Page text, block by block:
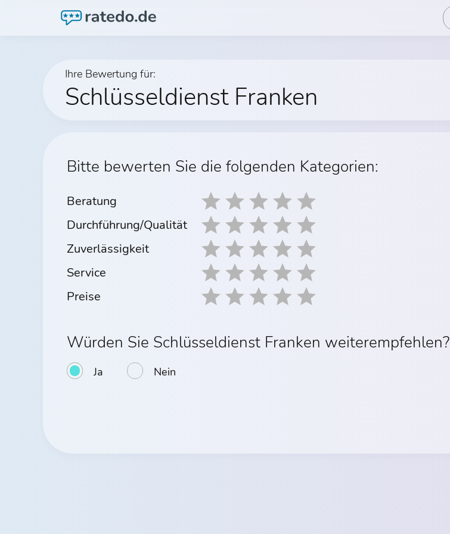
Ihre Bewertung für:
Schlüsseldienst Franken
Bitte bewerten Sie die folgenden Kategorien:
Beratung
Durchführung/Qualität
Zuverlässigkeit
Service
Preise
Würden Sie Schlüsseldienst Franken weiterempfehlen?
Ja Nein